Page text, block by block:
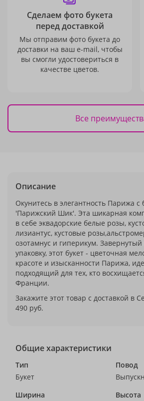
Сделаем фото букета
перед доставкой
Мы отправим фото букета до
доставки на ваш e-mail, чтобы
вы смогли удостовериться в
качестве цветов.
Все
Описание
Окунитесь в элегантность Парижа с
'Парижский Шик'. Эта шикарная
в себе эквадорские белые розы,
лизиантус, кустовые
озотамнус и гиперикум.
упаковку, этот букет - цветочная
красоте и изысканности Парижа,
подходящий для тех, кто
Франции.
Закажите этот товар с доставкой в
490 руб.
Общие характеристики
Тип
Букет
Повод
Ширина
Высота